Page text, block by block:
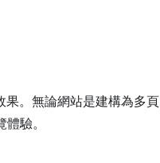
果。無論網站是建構為多頁
驗。